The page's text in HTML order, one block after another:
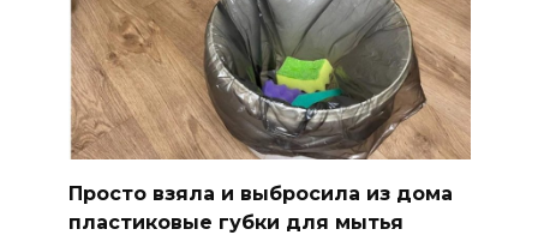
Просто взяла и выбросила из дома
пластиковые губки для мытья